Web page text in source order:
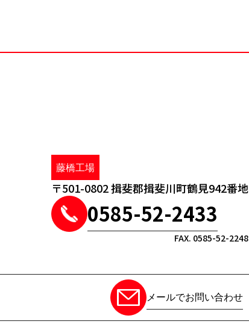
藤橋工場
〒501-0802 揖斐郡揖斐川町鶴見942番地
0585-52-2433
FAX. 0585-52-2248
メールでお問い合わせ